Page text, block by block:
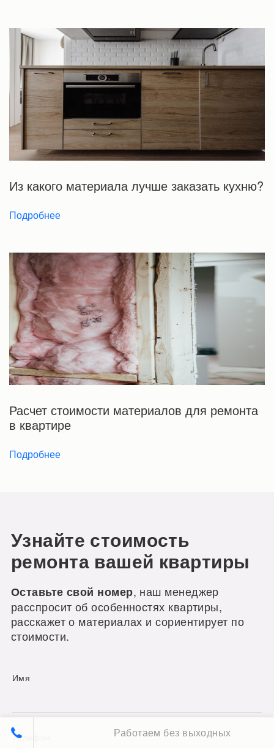
Из какого материала лучше заказать кухню?
Подробнее
Расчет стоимости материалов для ремонта
в квартире
Подробнее
Узнайте стоимость
ремонта вашей квартиры
Оставьте свой номер, наш менеджер
расспросит об особенностях квартиры,
расскажет о материалах и сориентирует по
стоимости.
Имя
Телефон Работаем без выходных